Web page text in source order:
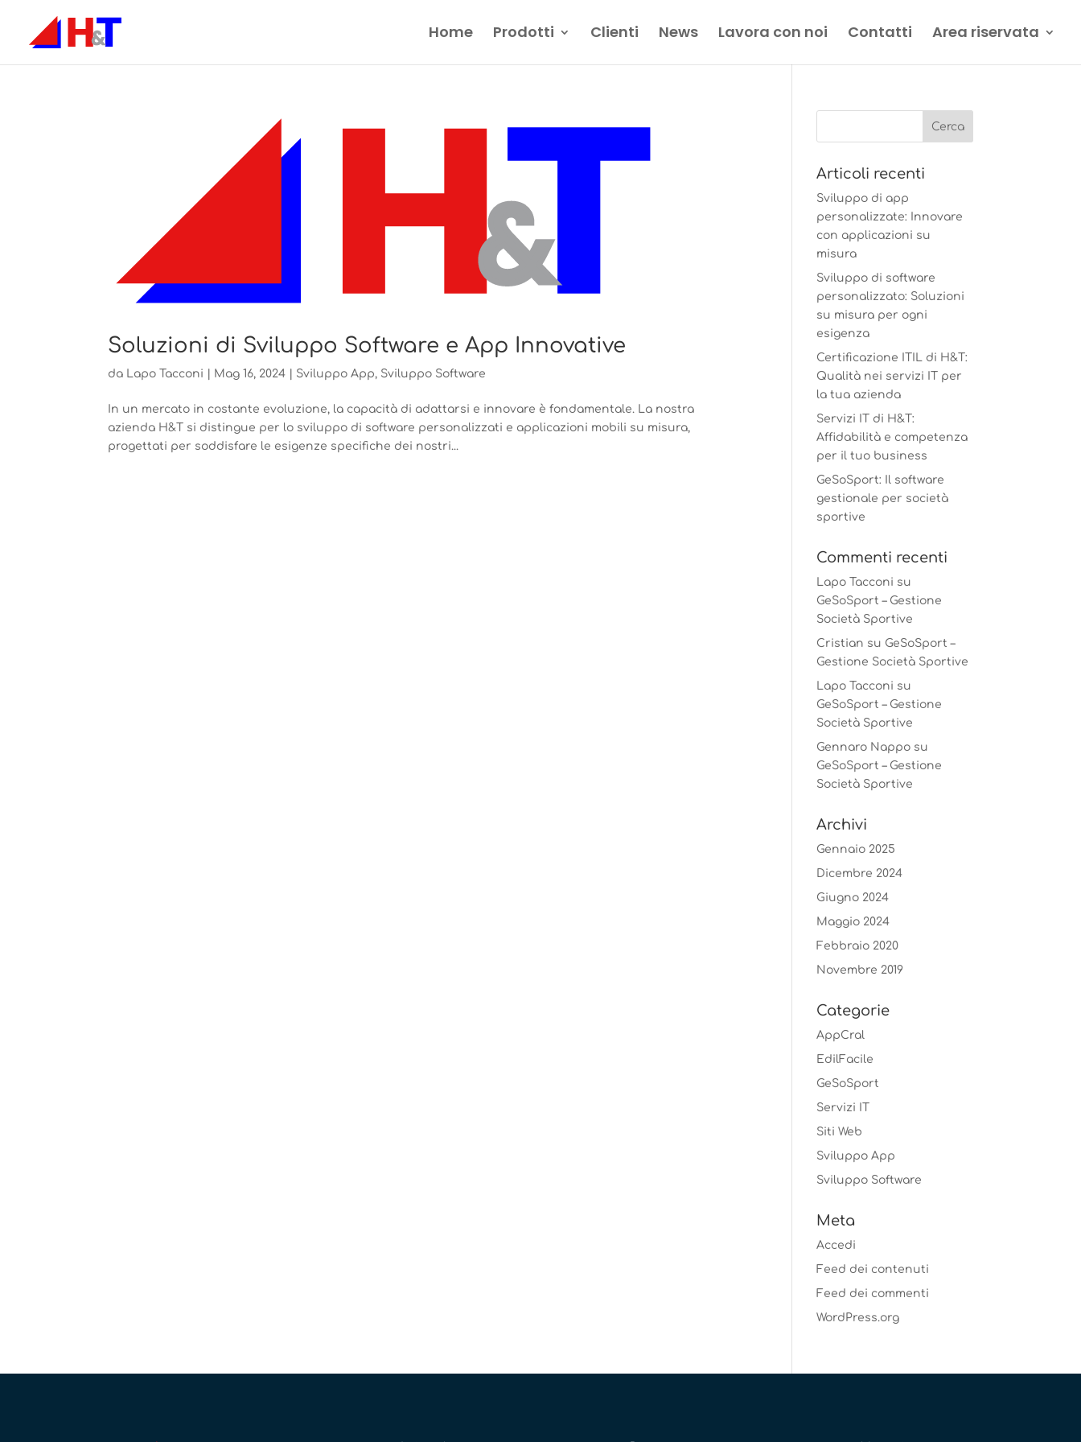
Home Prodotti Clienti News Lavora con noi Contatti Area riservata
Soluzioni di Sviluppo Software e App Innovative
da Lapo Tacconi Mag 16, 2024 Sviluppo App, Sviluppo Software
In un mercato in costante evoluzione, la capacità di adattarsi e innovare è fondamentale. La nostra
azienda H&T si distingue per lo sviluppo di software personalizzati e applicazioni mobili su misura,
progettati per soddisfare le esigenze specifiche dei nostri...
Articoli recenti
Sviluppo di app
personalizzate: Innovare
con applicazioni su
misura
Sviluppo di software
personalizzato: Soluzioni
su misura per ogni
esigenza
Certificazione ITIL di H&T:
Qualità nei servizi IT per
la tua azienda
Servizi IT di H&T:
Affidabilità e competenza
per il tuo business
GeSoSport: Il software
gestionale per società
sportive
Commenti recenti
Lapo Tacconi su
GeSoSport – Gestione
Società Sportive
Cristian su GeSoSport –
Gestione Società Sportive
Lapo Tacconi su
GeSoSport – Gestione
Società Sportive
Gennaro Nappo su
GeSoSport – Gestione
Società Sportive
Archivi
Gennaio 2025
Dicembre 2024
Giugno 2024
Maggio 2024
Febbraio 2020
Novembre 2019
Categorie
AppCral
EdilFacile
GeSoSport
Servizi IT
Siti Web
Sviluppo App
Sviluppo Software
Meta
Accedi
Feed dei contenuti
Feed dei commenti
WordPress.org